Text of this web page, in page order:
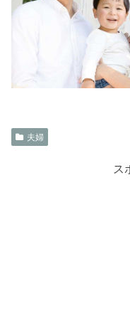
夫婦
ス